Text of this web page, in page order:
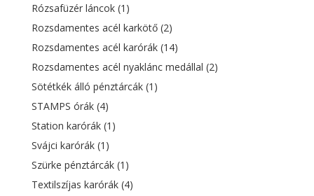
Rózsafüzér láncok (1)
Rozsdamentes acél karkötő (2)
Rozsdamentes acél karórák (14)
Rozsdamentes acél nyaklánc medállal (2)
Sötétkék álló pénztárcák (1)
STAMPS órák (4)
Station karórák (1)
Svájci karórák (1)
Szürke pénztárcák (1)
Textilszíjas karórák (4)